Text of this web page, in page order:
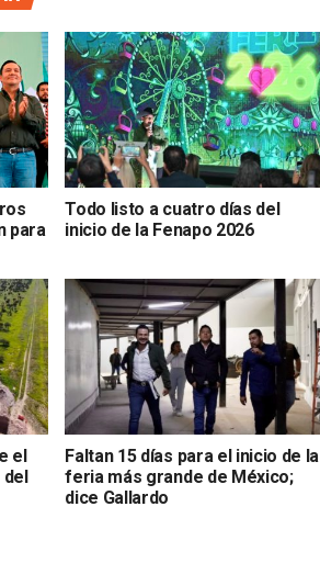
para
Todo listo a cuatro días del
inicio de la Fenapo 2026
el
Faltan 15 días para el inicio de la
feria más grande de México;
dice Gallardo